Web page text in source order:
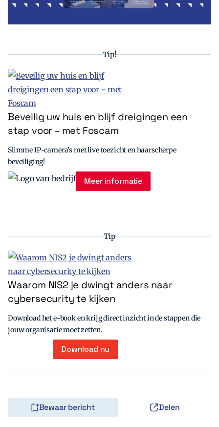
Tip!
Beveilig uw huis en blijf dreigingen een
stap voor – met Foscam
Slimme IP-camera’s met live toezicht en haarscherpe
beveiliging!
Meer informatie
Tip
Waarom NIS2 je dwingt anders naar
cybersecurity te kijken
Download het e-book en krijg direct inzicht in de stappen die
jouw organisatie moet zetten.
Download nu
Bewaar bericht Delen